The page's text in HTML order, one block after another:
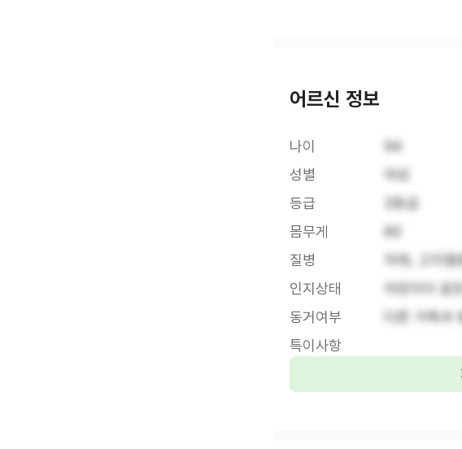
어르신 정보
나이
94
성별
여성
등급
2등급
몸무게
60
질병
치매, 고지
인지상태
어린아이 같
동거여부
다른 가족
특이사항